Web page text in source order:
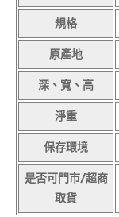
規格
原產地
深、寬、高
淨重
保存環境
是否可門市/超商
取貨